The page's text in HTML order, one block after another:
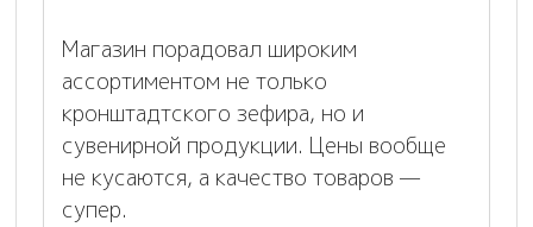
Магазин порадовал широким
ассортиментом не только
кронштадтского зефира, но и
сувенирной продукции. Цены вообще
не кусаются, а качество товаров —
супер.